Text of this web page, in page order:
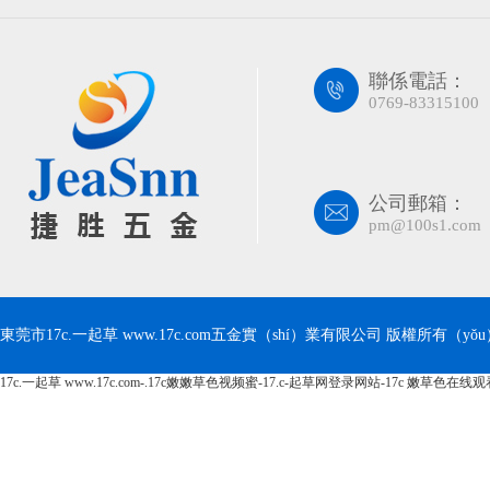
聯係電話：
0769-83315100
公司郵箱：
pm@100s1.com
東莞市17c.一起草 www.17c.com五金實（shí）業有限公司 版權所有（
17c.一起草 www.17c.com-.17c嫩嫩草色视频蜜-17.c-起草网登录网站-17c 嫩草色在线观